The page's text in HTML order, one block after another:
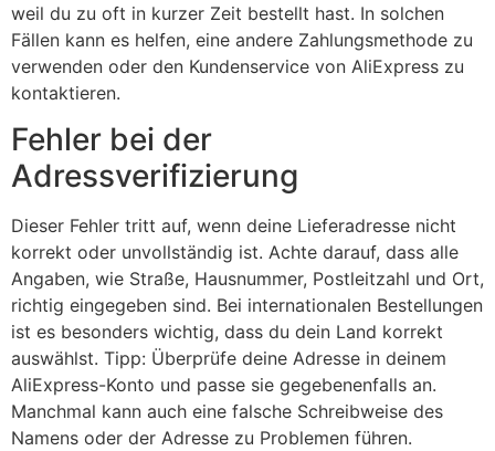
weil du zu oft in kurzer Zeit bestellt hast. In solchen
Fällen kann es helfen, eine andere Zahlungsmethode zu
verwenden oder den Kundenservice von AliExpress zu
kontaktieren.
Fehler bei der
Adressverifizierung
Dieser Fehler tritt auf, wenn deine Lieferadresse nicht
korrekt oder unvollständig ist. Achte darauf, dass alle
Angaben, wie Straße, Hausnummer, Postleitzahl und Ort,
richtig eingegeben sind. Bei internationalen Bestellungen
ist es besonders wichtig, dass du dein Land korrekt
auswählst. Tipp: Überprüfe deine Adresse in deinem
AliExpress-Konto und passe sie gegebenenfalls an.
Manchmal kann auch eine falsche Schreibweise des
Namens oder der Adresse zu Problemen führen.